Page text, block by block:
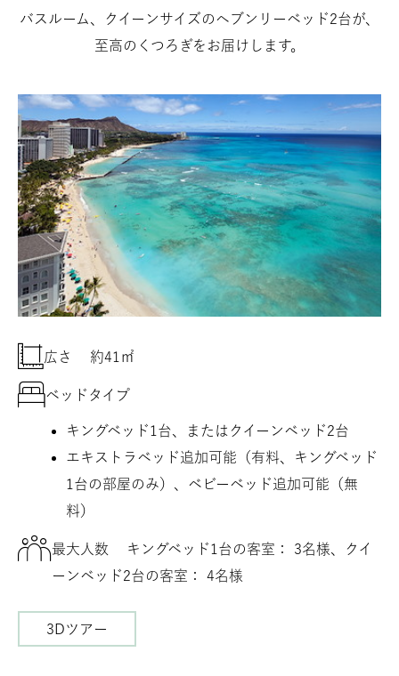
バスルーム、クイーンサイズのヘブンリーベッド2台が、
至高のくつろぎをお届けします。
広さ 約41㎡
ベッドタイプ
キングベッド1台、またはクイーンベッド2台
エキストラベッド追加可能（有料、キングベッド
1台の部屋のみ）、ベビーベッド追加可能（無
料）
最大人数
キングベッド1台の客室： 3名様、クイ
ーンベッド2台の客室： 4名様
3Dツアー
3D